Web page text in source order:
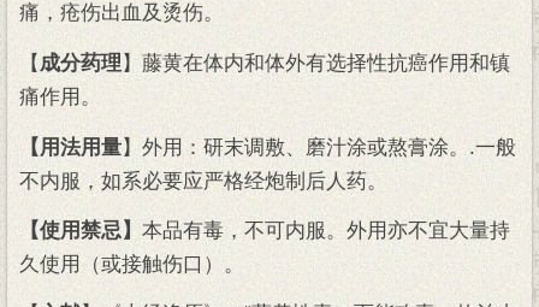
痛，疮伤出血及烫伤。
【 成分药理 】藤黄在体内和体外有选择性抗癌作用和镇
痛作用。
【用法用量】外用：研末调敷、磨汁涂或熬膏涂。.一般
不内服，如系必要应严格经炮制后人药。
【使用禁忌】 本品有毒，不可内服。外用亦不宜大量持
久使用（或接触伤口）。